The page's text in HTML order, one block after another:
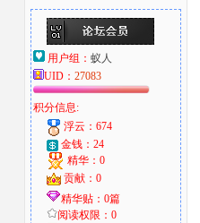
用户组： 蚁人
UID： 27083
积分信息:
浮云：674
金钱：24
精华：0
贡献：0
精华贴：0篇
阅读权限：0